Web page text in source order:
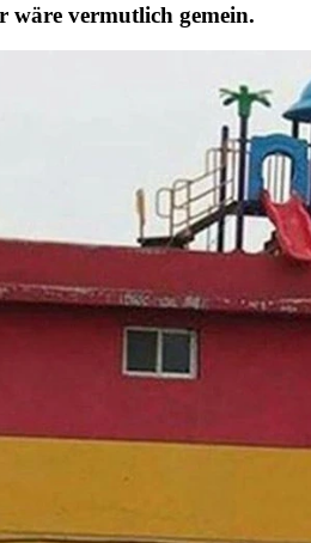
wäre vermutlich gemein.